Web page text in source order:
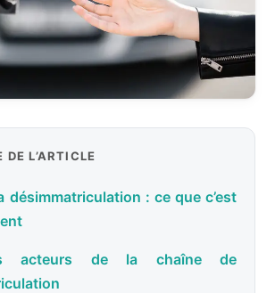
L’ARTICLE
désimmatriculation : ce que c’est
acteurs de la chaîne de